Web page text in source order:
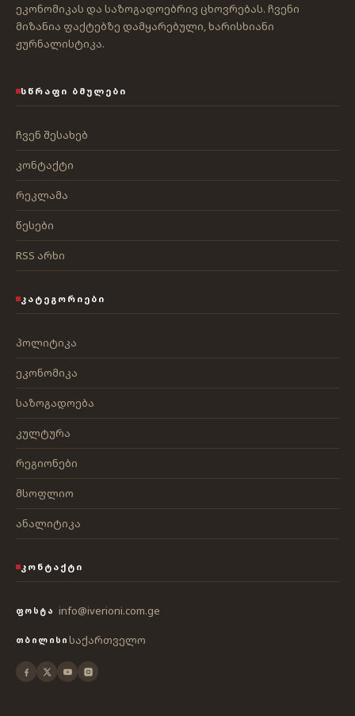
ეკონომიკას და საზოგადოებრივ ცხოვრებას. ჩვენი
მიზანია ფაქტებზე დამყარებული, ხარისხიანი
ჟურნალისტიკა.
ᲡᲬᲠᲐᲤᲘ ᲑᲛᲣᲚᲔᲑᲘ
ჩვენ შესახებ
კონტაქტი
რეკლამა
წესები
RSS არხი
ᲙᲐᲢᲔᲒᲝᲠᲘᲔᲑᲘ
პოლიტიკა
ეკონომიკა
საზოგადოება
კულტურა
რეგიონები
მსოფლიო
ანალიტიკა
ᲙᲝᲜᲢᲐᲥᲢᲘ
ᲤᲝᲡᲢᲐ info@iverioni.com.ge
ᲗᲑᲘᲚᲘᲡᲘ საქართველო